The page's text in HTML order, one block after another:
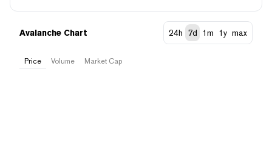
Avalanche Chart 24h 7d 1m 1y max
Price Volume Market Cap